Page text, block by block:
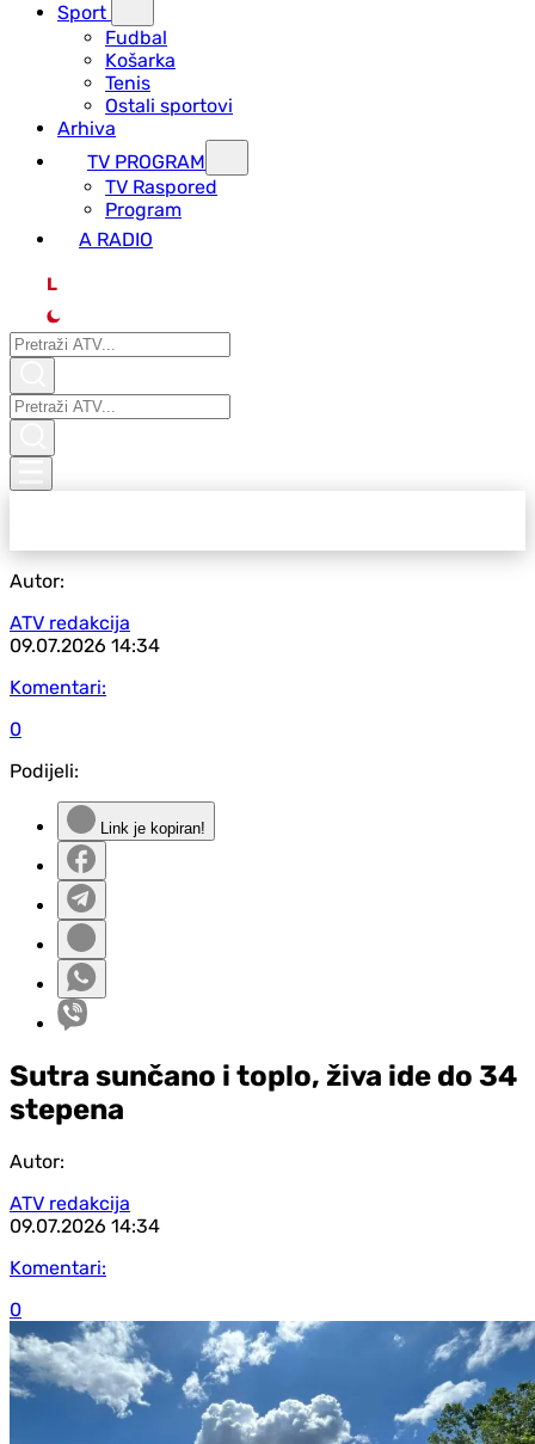
Sport
Fudbal
Košarka
Tenis
Ostali sportovi
Arhiva
TV PROGRAM
ТV Raspored
Program
A RADIO
L
Autor:
ATV redakcija
09.07.2026 14:34
Komentari:
0
Podijeli:
Link je kopiran!
Sutra sunčano i toplo, živa ide do 34
stepena
Autor:
ATV redakcija
09.07.2026 14:34
Komentari:
0